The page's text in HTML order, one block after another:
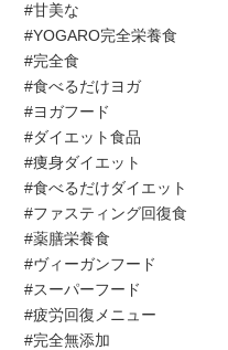
#甘美な
#YOGARO完全栄養食
#完全食
#食べるだけヨガ
#ヨガフード
#ダイエット食品
#痩身ダイエット
#食べるだけダイエット
#ファスティング回復食
#薬膳栄養食
#ヴィーガンフード
#スーパーフード
#疲労回復メニュー
#完全無添加